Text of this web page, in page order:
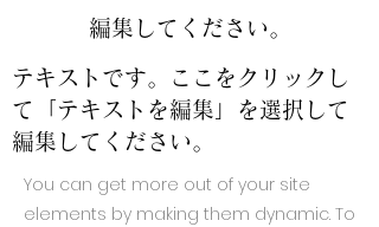
編集してください。
テキストです。ここをクリックし
て「テキストを編集」を選択して
編集してください。
You can get more out of your site
elements by making them dynamic. To